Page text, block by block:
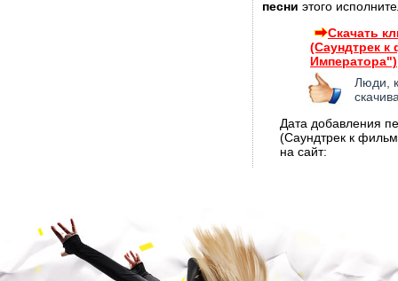
песни этого
Скачать
(Саундтрек
Императора")
Люди,
Дата добавления
(Саундтрек к
на сайт: